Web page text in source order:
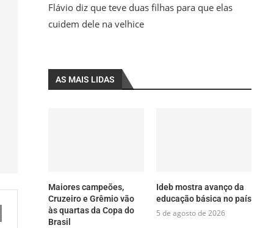
Flávio diz que teve duas filhas para que elas
cuidem dele na velhice
AS MAIS LIDAS
Maiores campeões,
Cruzeiro e Grêmio vão
às quartas da Copa do
Brasil
Ideb mostra avanço da
educação básica no país
5 de agosto de 2026